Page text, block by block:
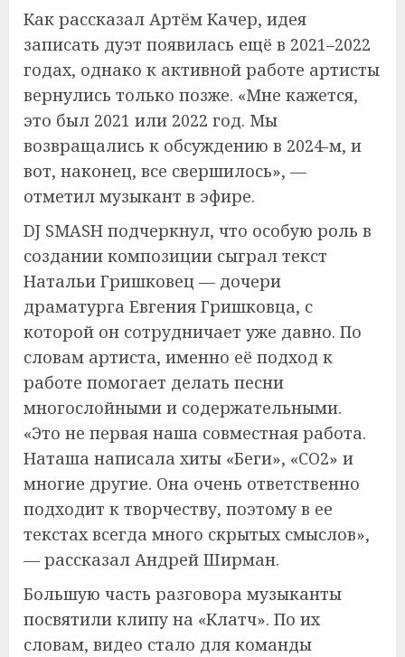
Как рассказал Артём Качер, идея
записать дуэт появилась ещё в 2021–2022
годах, однако к активной работе артисты
вернулись только позже. «Мне кажется,
это был 2021 или 2022 год. Мы
возвращались к обсуждению в 2024-м, и
вот, наконец, все свершилось», —
отметил музыкант в эфире.
DJ SMASH подчеркнул, что особую роль в
создании композиции сыграл текст
Натальи Гришковец — дочери
драматурга Евгения Гришковца, с
которой он сотрудничает уже давно. По
словам артиста, именно её подход к
работе помогает делать песни
многослойными и содержательными.
«Это не первая наша совместная работа.
Наташа написала хиты «Беги», «СO2» и
многие другие. Она очень ответственно
подходит к творчеству, поэтому в ее
текстах всегда много скрытых смыслов»,
— рассказал Андрей Ширман.
Большую часть разговора музыканты
посвятили клипу на «Клатч». По их
словам, видео стало для команды